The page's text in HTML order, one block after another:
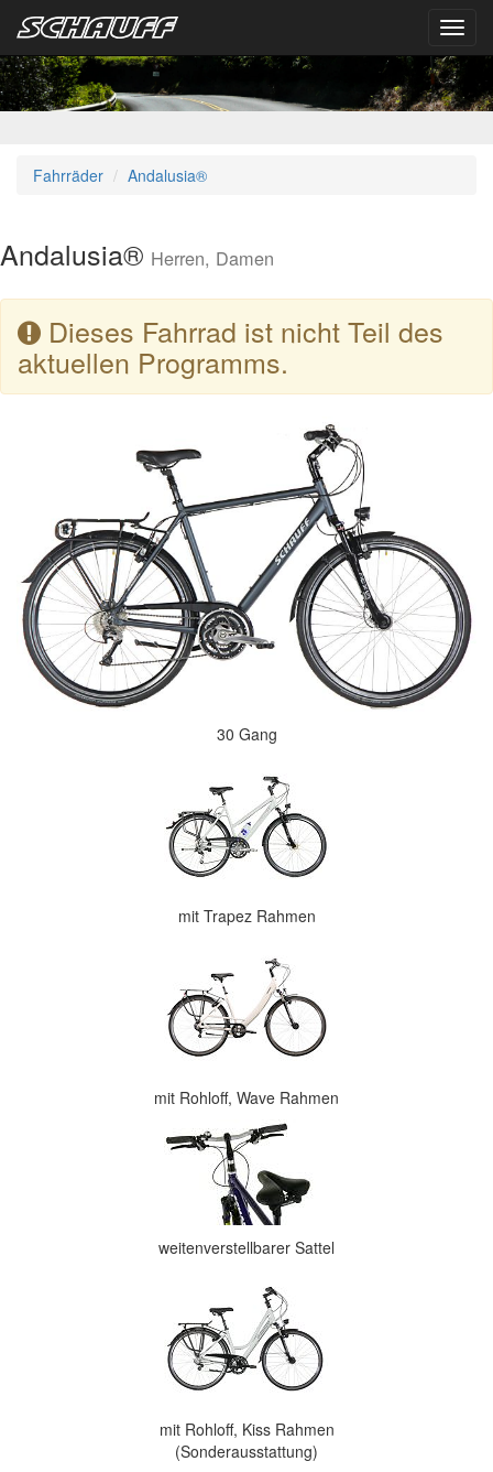
Fahrräder Andalusia®
Andalusia® Herren, Damen
Dieses Fahrrad ist nicht Teil des
aktuellen Programms.
30 Gang
mit Trapez Rahmen
mit Rohloff, Wave Rahmen
weitenverstellbarer Sattel
mit Rohloff, Kiss Rahmen
(Sonderausstattung)